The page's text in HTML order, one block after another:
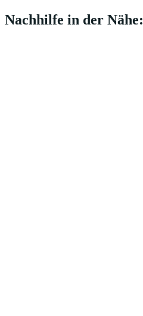
Nachhilfe in der Nähe: